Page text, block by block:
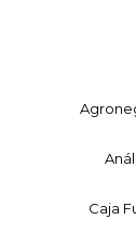
Caja